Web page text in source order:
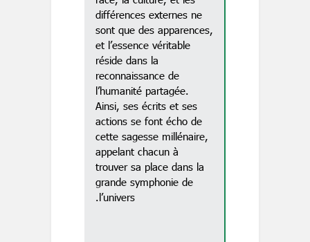
différences externes ne
sont que des apparences,
et l’essence véritable
réside dans la
reconnaissance de
l’humanité partagée.
Ainsi, ses écrits et ses
actions se font écho de
cette sagesse millénaire,
appelant chacun à
trouver sa place dans la
grande symphonie de
l’univers.